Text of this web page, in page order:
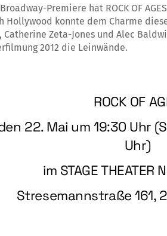
Premiere hat ROCK OF
Hollywood konnte dem Charme
Catherine Zeta-Jones und Alec
2012 die Leinwände.
ROCK OF
22. Mai um 19:30 Uhr
Uhr)
im STAGE THEATER
Stresemannstraße 161,